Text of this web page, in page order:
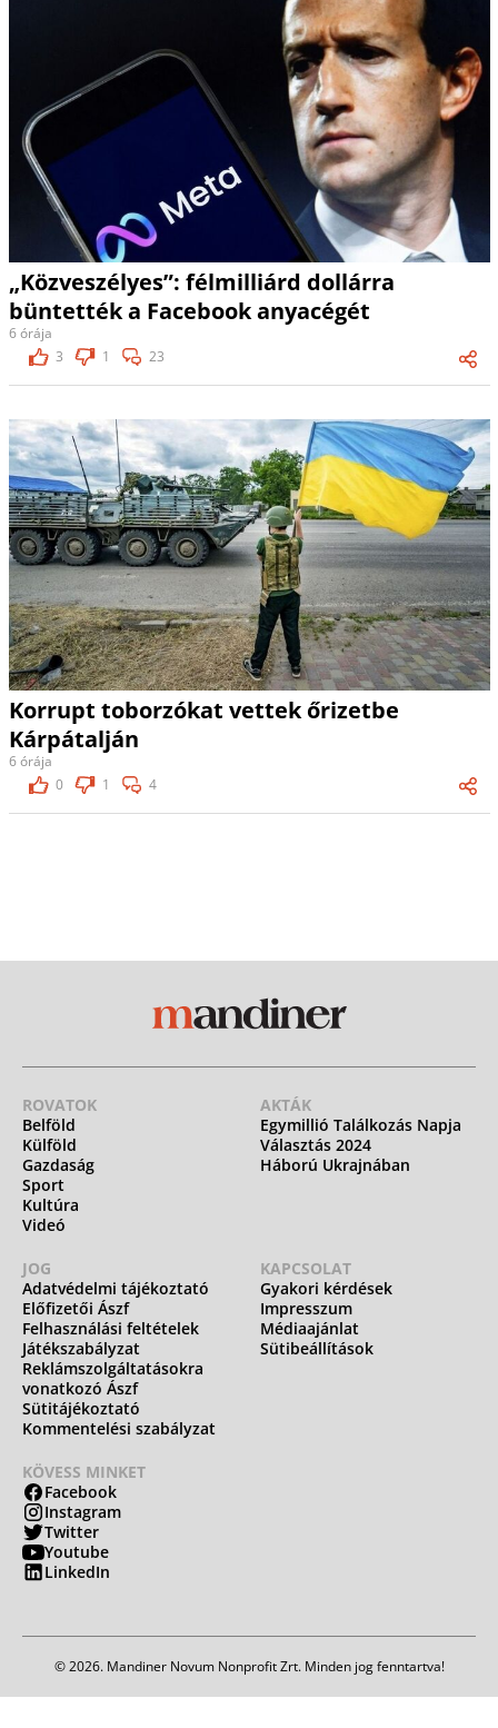
„Közveszélyes”: félmilliárd dollárra
büntették a Facebook anyacégét
6 órája
3
1 23
Korrupt toborzókat vettek őrizetbe
Kárpátalján
6 órája
0
1 4
ROVATOK
Belföld
Külföld
Gazdaság
Sport
Kultúra
Videó
AKTÁK
Egymillió Találkozás Napja
Választás 2024
Háború Ukrajnában
JOG
Adatvédelmi tájékoztató
Előfizetői Ászf
Felhasználási feltételek
Játékszabályzat
Reklámszolgáltatásokra
vonatkozó Ászf
Sütitájékoztató
Kommentelési szabályzat
KAPCSOLAT
Gyakori kérdések
Impresszum
Médiaajánlat
Sütibeállítások
KÖVESS MINKET
Facebook
Instagram
Twitter
Youtube
LinkedIn
© 2026. Mandiner Novum Nonprofit Zrt. Minden jog fenntartva!